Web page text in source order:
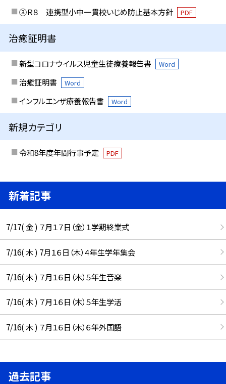
③Ｒ８ 連携型小中一貫校いじめ防止基本方針
PDF
治癒証明書
新型コロナウイルス児童生徒療養報告書 Word
治癒証明書 Word
インフルエンザ療養報告書 Word
新規カテゴリ
令和8年度年間行事予定 PDF
新着記事
7/17( 金 ) ７月１７日（金）１学期終業式
7/16( 木 ) 7月１６日（木）４年生学年集会
7/16( 木 ) ７月１６日（木）５年生音楽
7/16( 木 ) ７月１６日（木）５年生学活
7/16( 木 ) ７月１６日（木）６年外国語
過去記事